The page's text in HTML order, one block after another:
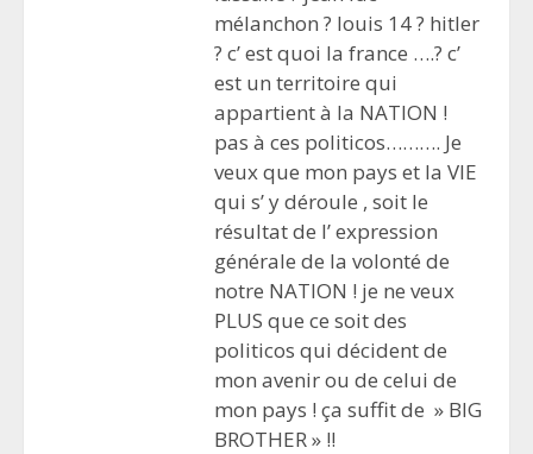
mélanchon ? louis 14 ? hitler
? c’ est quoi la france ….? c’
est un territoire qui
appartient à la NATION !
pas à ces politicos………. Je
veux que mon pays et la VIE
qui s’ y déroule , soit le
résultat de l’ expression
générale de la volonté de
notre NATION ! je ne veux
PLUS que ce soit des
politicos qui décident de
mon avenir ou de celui de
mon pays ! ça suffit de » BIG
BROTHER » !!